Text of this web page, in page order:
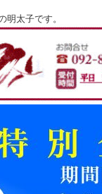
太子です。